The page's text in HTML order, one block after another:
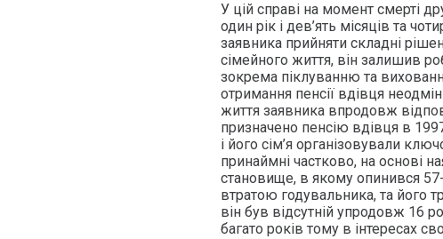
У цій справі на момент смерті
один рік і дев’ять місяців та
заявника прийняти складні
сімейного життя, він залишив
зокрема піклуванню та
отримання пенсії вдівця
життя заявника впродовж
призначено пенсію вдівця в
і його сім’я організовували
принаймні частково, на основі
становище, в якому опинився 57-
втратою годувальника, та його
він був відсутній упродовж 16
багато років тому в інтересах